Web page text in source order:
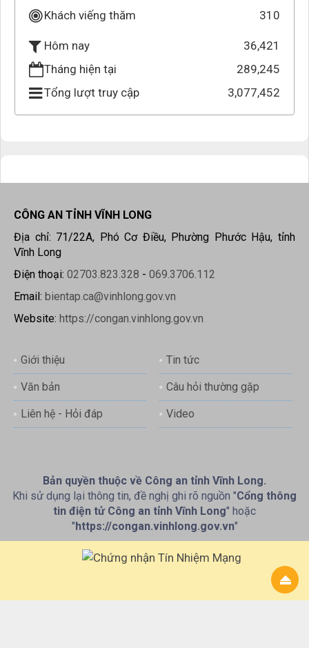
Khách viếng thăm
310
Hôm nay
36,421
Tháng hiện tại
289,245
Tổng lượt truy cập
3,077,452
CÔNG AN TỈNH VĨNH LONG
Địa chỉ: 71/22A, Phó Cơ Điều, Phường Phước Hậu, tỉnh
Vĩnh Long
Điện thoại: 02703.823.328 - 069.3706.112
Email: bientap.ca@vinhlong.gov.vn
Website: https://congan.vinhlong.gov.vn
Giới thiệu Tin tức
Văn bản Câu hỏi thường gặp
Liên hệ - Hỏi đáp Video
Bản quyền thuộc về Công an tỉnh Vĩnh Long.
Khi sử dụng lại thông tin, đề nghị ghi rõ nguồn "Cổng thông
tin điện tử Công an tỉnh Vĩnh Long" hoặc
"https://congan.vinhlong.gov.vn"